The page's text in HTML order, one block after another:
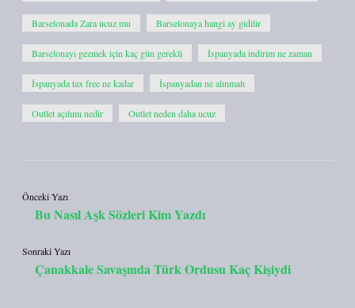
Barselonada Zara ucuz mu Barselonaya hangi ay gidilir
Barselonayı gezmek için kaç gün gerekli İspanyada indirim ne zaman
İspanyada tax free ne kadar İspanyadan ne alınmalı
Outlet açılımı nedir Outlet neden daha ucuz
Önceki Yazı
Bu Nasıl Aşk Sözleri Kim Yazdı
Sonraki Yazı
Çanakkale Savaşında Türk Ordusu Kaç Kişiydi